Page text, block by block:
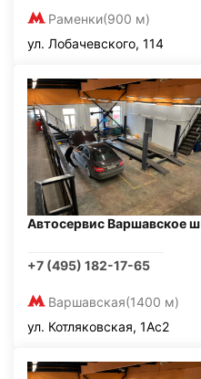
Раменки(900 м)
ул. Лобачевского, 114
Автосервис Варшавское ш
+7 (495) 182-17-65
Варшавская(1400 м)
ул. Котляковская, 1Ас2